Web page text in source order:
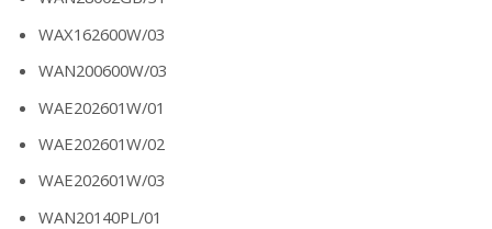
WAX162600W/03
WAN200600W/03
WAE202601W/01
WAE202601W/02
WAE202601W/03
WAN20140PL/01